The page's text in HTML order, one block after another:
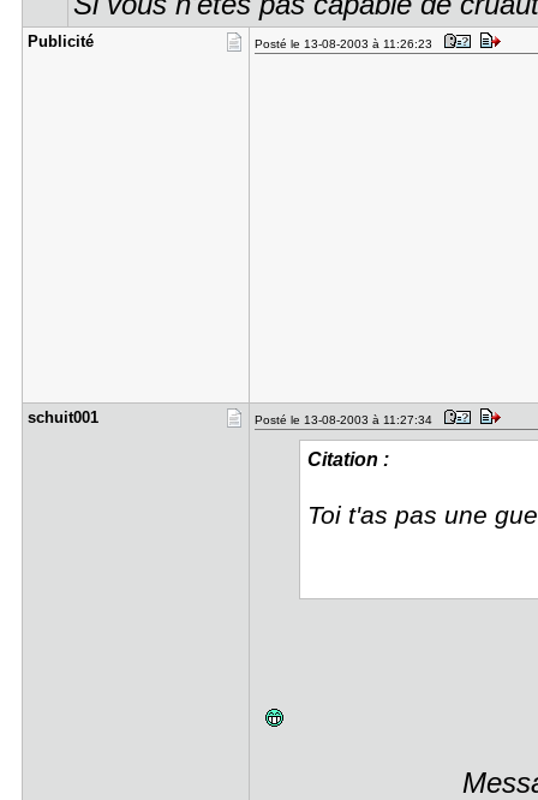
Publicité Posté le 13-08-2003 à 11:26:23
schuit001 Posté le 13-08-2003 à 11:27:34
Citation :
Toi t'as pas une